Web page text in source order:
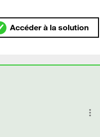
Accéder à la solution